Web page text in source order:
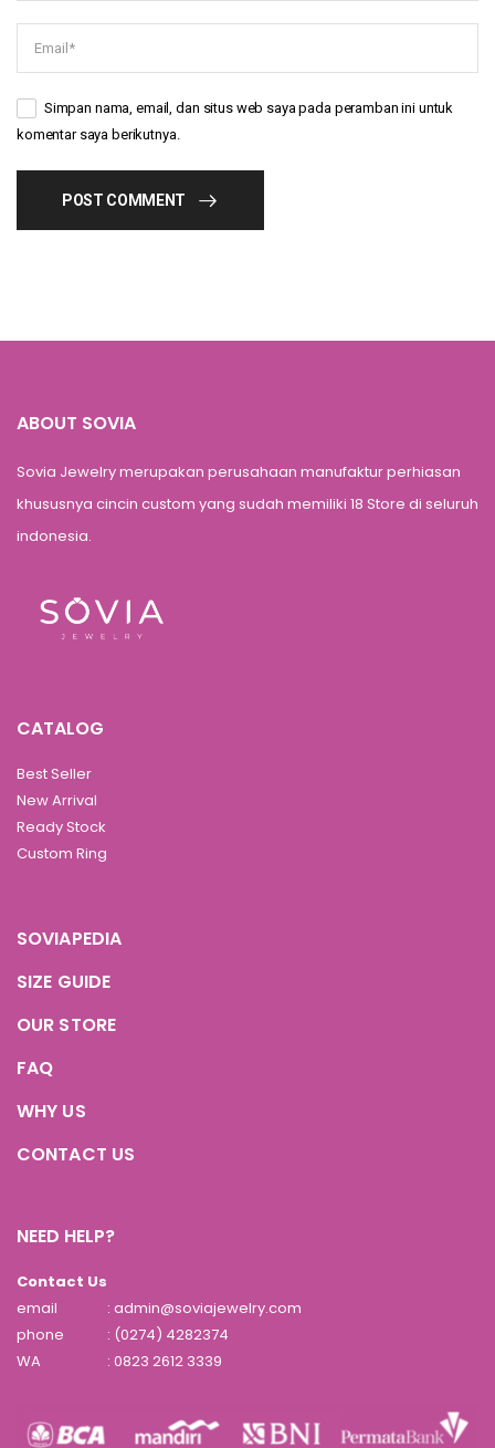
Simpan nama, email, dan situs web saya pada peramban ini untuk
komentar saya berikutnya.
POST COMMENT
ABOUT SOVIA
Sovia Jewelry merupakan perusahaan manufaktur perhiasan
khususnya cincin custom yang sudah memiliki 18 Store di seluruh
indonesia.
CATALOG
Best Seller
New Arrival
Ready Stock
Custom Ring
SOVIAPEDIA
SIZE GUIDE
OUR STORE
FAQ
WHY US
CONTACT US
NEED HELP?
Contact Us
email
: admin@soviajewelry.com
phone
: (0274) 4282374
WA
: 0823 2612 3339